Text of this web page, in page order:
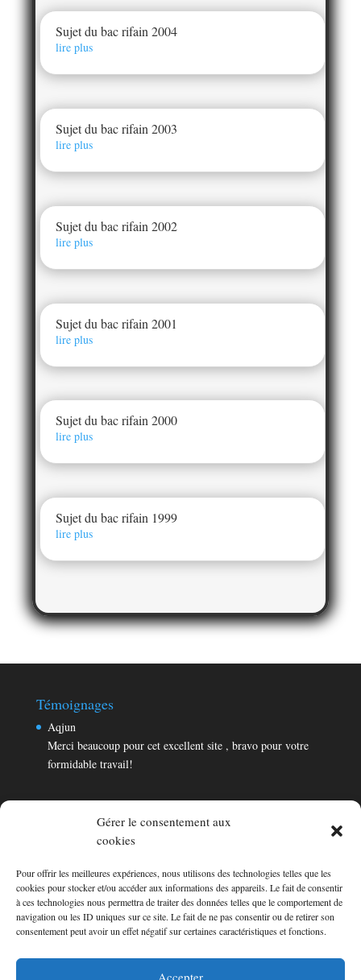
Gérer le consentement aux
cookies
Pour offrir les meilleures expériences, nous utilisons des technologies telles que les
cookies pour stocker et/ou accéder aux informations des appareils. Le fait de consentir
à ces technologies nous permettra de traiter des données telles que le comportement de
navigation ou les ID uniques sur ce site. Le fait de ne pas consentir ou de retirer son
consentement peut avoir un effet négatif sur certaines caractéristiques et fonctions.
Accepter
Sujet du bac rifain 2004
lire plus
Sujet du bac rifain 2003
lire plus
Sujet du bac rifain 2002
lire plus
Sujet du bac rifain 2001
lire plus
Sujet du bac rifain 2000
lire plus
Sujet du bac rifain 1999
lire plus
Témoignages
Aqjun
Merci beaucoup pour cet excellent site , bravo pour votre
formidable travail!
Témoignages
Aqjun
Merci beaucoup pour cet excellent site , bravo pour votre
formidable travail!
Consultez les témoignages